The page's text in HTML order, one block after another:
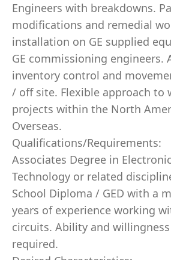
Engineers with breakdowns.
modifications and remedial
installation on GE supplied
GE commissioning engineers.
inventory control and
/ off site. Flexible approach to
projects within the North
Overseas.
Qualifications/Requirements:
Associates Degree in
Technology or related
School Diploma / GED with a
years of experience working
circuits. Ability and
required.